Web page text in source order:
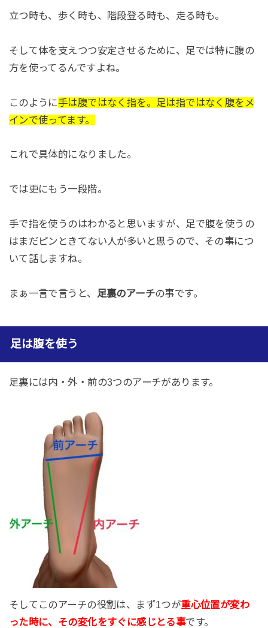
立つ時も、歩く時も、階段登る時も、走る時も。
そして体を支えつつ安定させるために、足では特に腹の
方を使ってるんですよね。
このように手は腹ではなく指を。足は指ではなく腹をメ
インで使ってます。
これで具体的になりました。
では更にもう一段階。
手で指を使うのはわかると思いますが、足で腹を使うの
はまだピンときてない人が多いと思うので、その事につ
いて話しますね。
まぁ一言で言うと、 足裏のアーチの事です。
足は腹を使う
足裏には内・外・前の3つのアーチがあります。
そしてこのアーチの役割は、まず1つが重心位置が変わ
った時に、その変化をすぐに感じとる事です。